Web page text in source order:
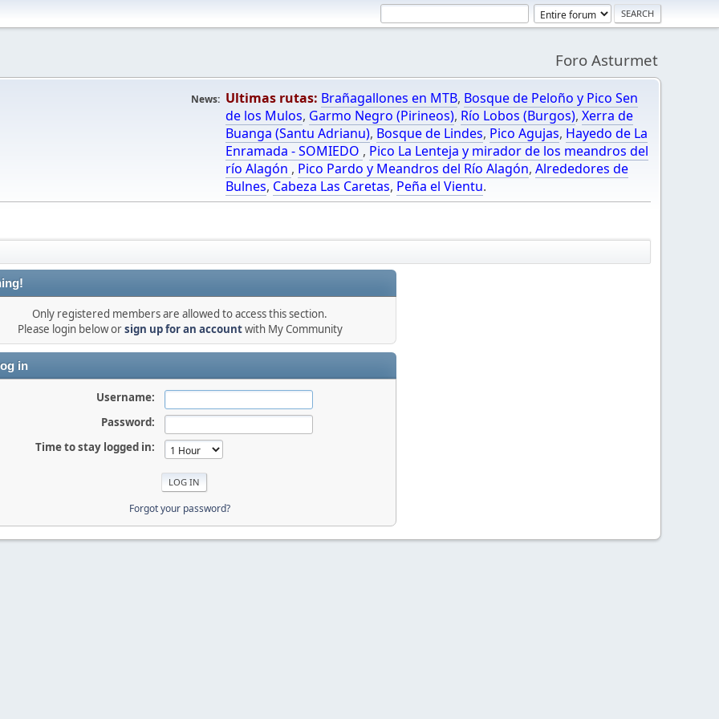
Foro Asturmet
News: Ultimas rutas: Brañagallones en MTB, Bosque de Peloño y Pico Sen
de los Mulos, Garmo Negro (Pirineos), Río Lobos (Burgos), Xerra de
Buanga (Santu Adrianu), Bosque de Lindes, Pico Agujas, Hayedo de La
Enramada - SOMIEDO , Pico La Lenteja y mirador de los meandros del
río Alagón , Pico Pardo y Meandros del Río Alagón, Alrededores de
Bulnes, Cabeza Las Caretas, Peña el Vientu.
Only registered members are allowed to access this section.
Please login below orsign up for an accountwith My Community
in
Username:
Password:
Time to stay logged in:
Forgot your password?